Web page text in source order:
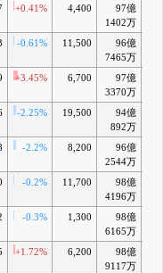
+0.41% 4,400
97億
1402万
-0.61% 11,500
96億
7465万
+3.45% 6,700
97億
3370万
-2.25% 19,500
94億
892万
-2.2% 8,200
96億
2544万
-0.2% 11,700
98億
4196万
-0.3% 1,300
98億
6165万
+1.72% 6,200
98億
9117万